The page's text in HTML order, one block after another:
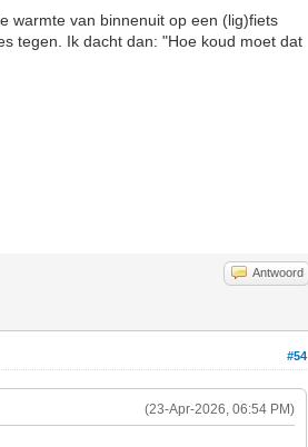
warmte van binnenuit op een (lig)fiets
tegen. Ik dacht dan: "Hoe koud moet dat
Antwoord
#54
(23-Apr-2026, 06:54 PM)